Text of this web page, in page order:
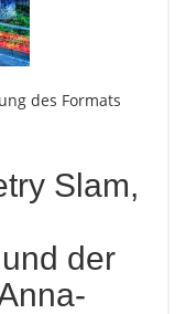
des Formats
Slam,
der